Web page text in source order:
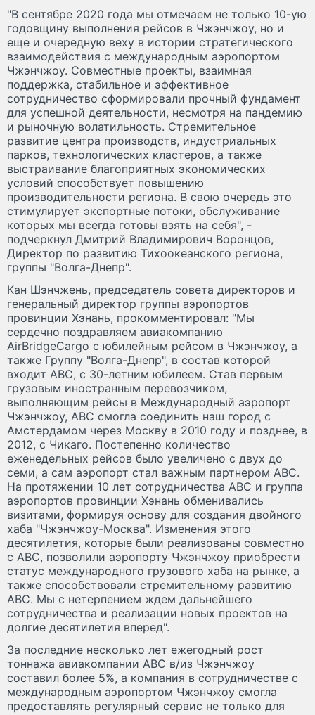
"В сентябре 2020 года мы отмечаем не только 10-ую
годовщину выполнения рейсов в Чжэнчжоу, но и
еще и очередную веху в истории стратегического
взаимодействия с международным аэропортом
Чжэнчжоу. Совместные проекты, взаимная
поддержка, стабильное и эффективное
сотрудничество сформировали прочный фундамент
для успешной деятельности, несмотря на пандемию
и рыночную волатильность. Стремительное
развитие центра производств, индустриальных
парков, технологических кластеров, а также
выстраивание благоприятных экономических
условий способствует повышению
производительности региона. В свою очередь это
стимулирует экспортные потоки, обслуживание
которых мы всегда готовы взять на себя", -
подчеркнул Дмитрий Владимирович Воронцов,
Директор по развитию Тихоокеанского региона,
группы "Волга-Днепр".
Кан Шэнчжень, председатель совета директоров и
генеральный директор группы аэропортов
провинции Хэнань, прокомментировал: "Мы
сердечно поздравляем авиакомпанию
AirBridgeCargo с юбилейным рейсом в Чжэнчжоу, а
также Группу "Волга-Днепр", в состав которой
входит АВС, с 30-летним юбилеем. Став первым
грузовым иностранным перевозчиком,
выполняющим рейсы в Международный аэропорт
Чжэнчжоу, АВС смогла соединить наш город с
Амстердамом через Москву в 2010 году и позднее, в
2012, с Чикаго. Постепенно количество
еженедельных рейсов было увеличено с двух до
семи, а сам аэропорт стал важным партнером АВС.
На протяжении 10 лет сотрудничества АВС и группа
аэропортов провинции Хэнань обменивались
визитами, формируя основу для создания двойного
хаба "Чжэнчжоу-Москва". Изменения этого
десятилетия, которые были реализованы совместно
с АВС, позволили аэропорту Чжэнчжоу приобрести
статус международного грузового хаба на рынке, а
также способствовали стремительному развитию
АВС. Мы с нетерпением ждем дальнейшего
сотрудничества и реализации новых проектов на
долгие десятилетия вперед".
За последние несколько лет ежегодный рост
тоннажа авиакомпании АВС в/из Чжэнчжоу
составил более 5%, а компания в сотрудничестве с
международным аэропортом Чжэнчжоу смогла
предоставлять регулярный сервис не только для